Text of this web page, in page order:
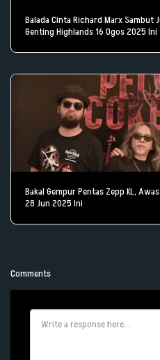
Balada Cinta Richard Marx Sambut
Genting Highlands 16 Ogos 2025 Ini
Bakal Gempur Pentas Zepp KL,
28 Jun 2025 Ini
Comments